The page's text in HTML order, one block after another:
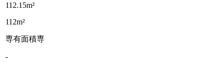
112.15m²
112m²
専有面積専
-